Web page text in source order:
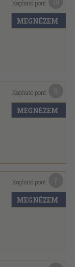
Kapható pont:
MEGNÉZEM
Kapható pont:
MEGNÉZEM
Kapható pont:
MEGNÉZEM